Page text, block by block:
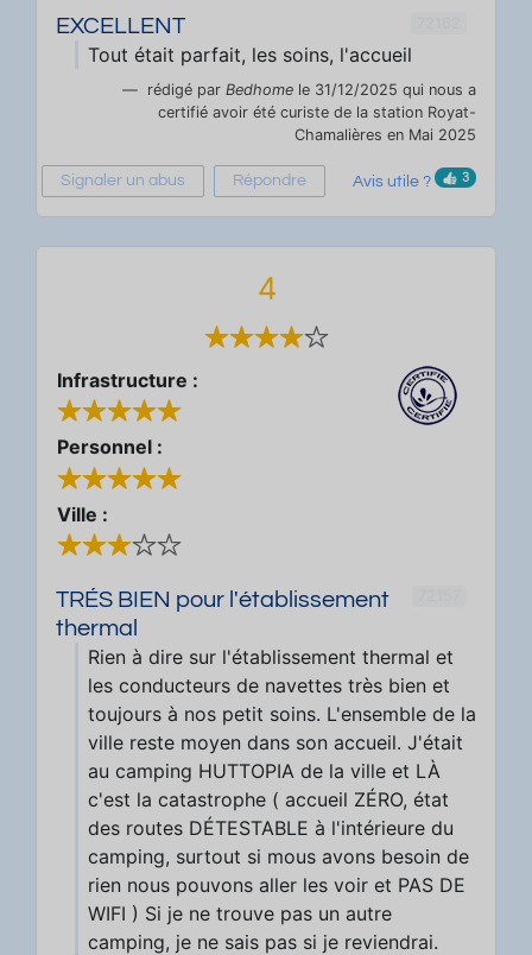
EXCELLENT
Tout était parfait, les soins, l'accueil
rédigé par Bedhome le 31/12/2025 qui nous a
certifié avoir été curiste de la station Royat-
Chamalières en Mai 2025
Signaler un abus Répondre Avis utile ? 3
4
Infrastructure :
Personnel :
Ville :
TRÉS BIEN pour l'établissement
thermal
Rien à dire sur l'établissement thermal et
les conducteurs de navettes très bien et
toujours à nos petit soins. L'ensemble de la
ville reste moyen dans son accueil. J'était
au camping HUTTOPIA de la ville et LÀ
c'est la catastrophe ( accueil ZÉRO, état
des routes DÉTESTABLE à l'intérieure du
camping, surtout si mous avons besoin de
rien nous pouvons aller les voir et PAS DE
WIFI ) Si je ne trouve pas un autre
camping, je ne sais pas si je reviendrai.